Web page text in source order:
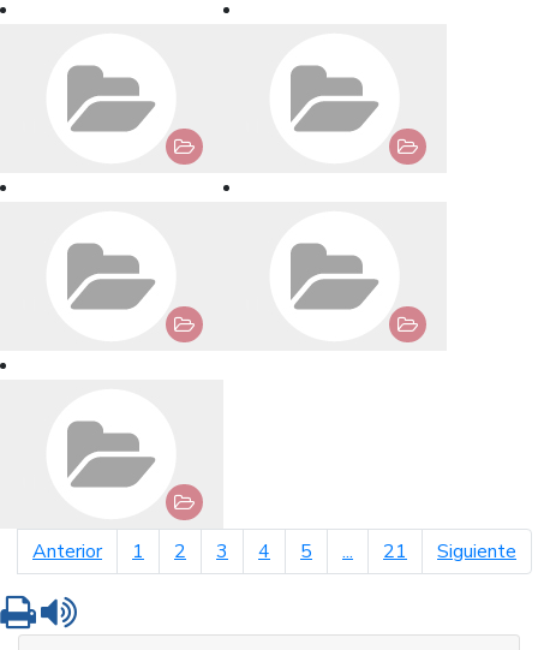
Anteriorpágina anterior
1 2 3 4 5 ... 21 Siguiente
Imprimir